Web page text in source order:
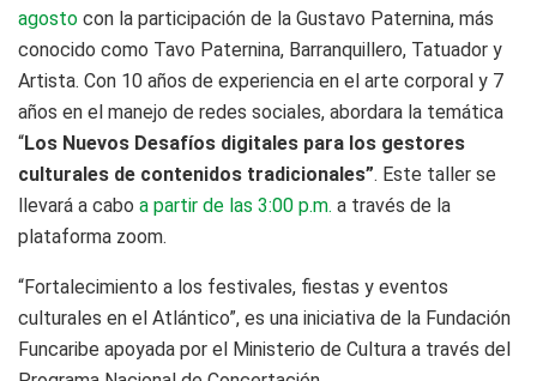
agosto con la participación de la Gustavo Paternina, más
conocido como Tavo Paternina, Barranquillero, Tatuador y
Artista. Con 10 años de experiencia en el arte corporal y 7
años en el manejo de redes sociales, abordara la temática
“Los Nuevos Desafíos digitales para los gestores
culturales de contenidos tradicionales”. Este taller se
llevará a cabo a partir de las 3:00 p.m. a través de la
plataforma zoom.
“Fortalecimiento a los festivales, fiestas y eventos
culturales en el Atlántico”, es una iniciativa de la Fundación
Funcaribe apoyada por el Ministerio de Cultura a través del